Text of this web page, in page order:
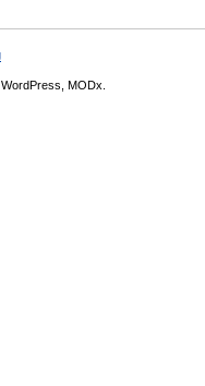
WordPress, MODx.